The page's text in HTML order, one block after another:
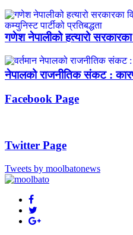
गणेश नेपालीको हत्यारो सरकारका
नेपालको राजनीतिक संकट :
Facebook Page
Twitter Page
Tweets by moolbatonews